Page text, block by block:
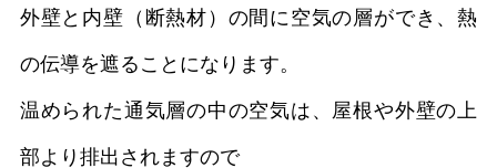
外壁と内壁（断熱材）の間に空気の層ができ、熱
の伝導を遮ることになります。
温められた通気層の中の空気は、屋根や外壁の上
部より排出されますので